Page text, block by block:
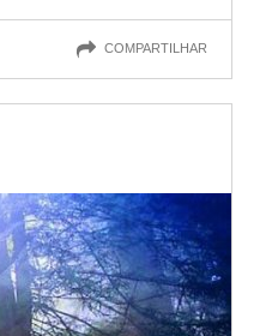
COMPARTILHAR